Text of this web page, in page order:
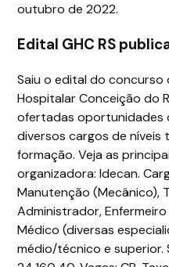
outubro de 2022.
Edital GHC RS
Saiu o edital do concurso
Hospitalar Conceição do
ofertadas oportunidades
diversos cargos de níveis
formação. Veja as
organizadora: Idecan.
Manutenção (Mecânico),
Administrador,
Médico (diversas
médio/técnico e superior.